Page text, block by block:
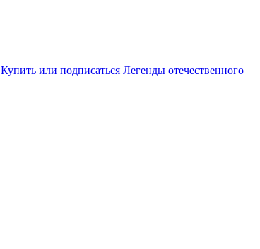
Купить или подписаться Легенды отечественного